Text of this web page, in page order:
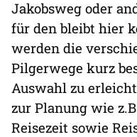
Jakobsweg oder
für den bleibt hier
werden die
Pilgerwege kurz
Auswahl zu
zur Planung wie
Reisezeit sowie